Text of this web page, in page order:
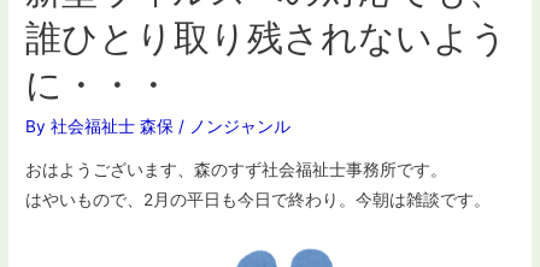
誰ひとり取り残されないよう
に・・・
By社会福祉士 森保 / ノンジャンル
おはようございます、森のすず社会福祉士事務所です。
はやいもので、2月の平日も今日で終わり。今朝は雑談です。